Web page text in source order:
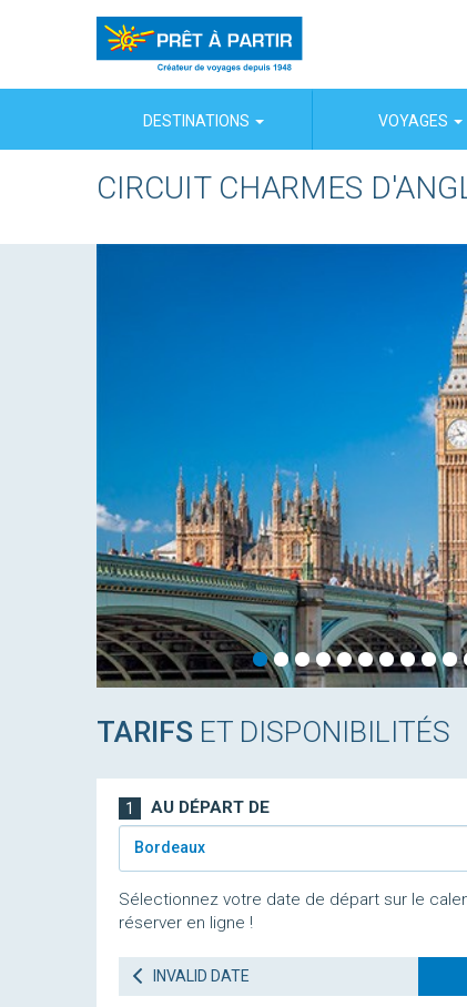
DESTINATIONS VOYAGES
CIRCUIT CHARMES
TARIFS ET DISPONIBILITÉS
1 AU DÉPART DE
Bordeaux
Sélectionnez votre date de départ sur le
réserver en ligne !
INVALID DATE